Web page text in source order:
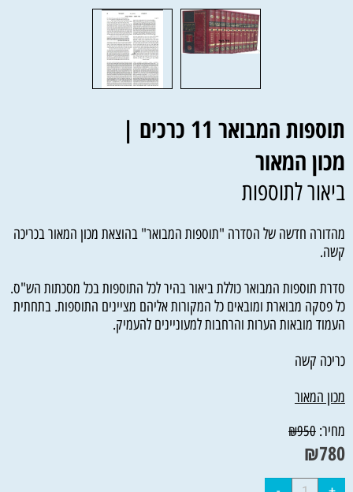
תוספות המבואר 11 כרכים |
מכון המאור
ביאור לתוספות
מהדורה חדשה של הסדרה "תוספות המבואר" בהוצאת מכון המאור בכריכה
קשה.
סדרת תוספות המבואר כוללת ביאור בהיר לכל התוספות בכל מסכתות הש"ס.
כל פסקה מבוארת ומובאים כל המקורות אליהם מציינים התוספות. בתחתית
העמוד מובאות הערות והרחבות למעוניינים להעמיק.
כריכה קשה
מכון המאור
מחיר:
₪950
₪780